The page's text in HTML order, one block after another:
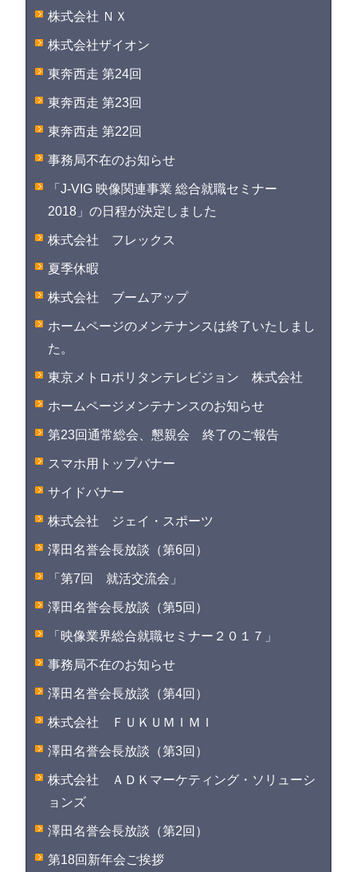
株式会社 ＮＸ
株式会社ザイオン
東奔西走 第24回
東奔西走 第23回
東奔西走 第22回
事務局不在のお知らせ
「J-VIG 映像関連事業 総合就職セミナー
2018」の日程が決定しました
株式会社 フレックス
夏季休暇
株式会社 ブームアップ
ホームページのメンテナンスは終了いたしまし
た。
東京メトロポリタンテレビジョン 株式会社
ホームページメンテナンスのお知らせ
第23回通常総会、懇親会 終了のご報告
スマホ用トップバナー
サイドバナー
株式会社 ジェイ・スポーツ
澤田名誉会長放談（第6回）
「第7回 就活交流会」
澤田名誉会長放談（第5回）
「映像業界総合就職セミナー２０１７」
事務局不在のお知らせ
澤田名誉会長放談（第4回）
株式会社 ＦＵＫＵＭＩＭＩ
澤田名誉会長放談（第3回）
株式会社 ＡＤＫマーケティング・ソリューシ
ョンズ
澤田名誉会長放談（第2回）
第18回新年会ご挨拶